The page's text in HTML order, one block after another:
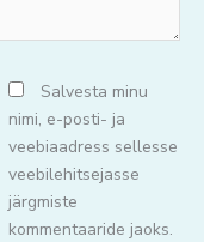
Salvesta minu
nimi, e-posti- ja
veebiaadress sellesse
veebilehitsejasse
järgmiste
kommentaaride jaoks.